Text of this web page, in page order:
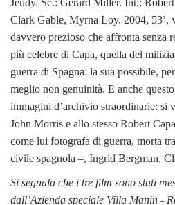
Clark Gable, Myrna Loy. 2004, 53’,
davvero prezioso che affronta senza
più celebre di Capa, quella del
guerra di Spagna: la sua possibile,
meglio non genuinità. E anche
immagini d’archivio straordinarie: si
John Morris e allo stesso Robert
come lui fotografa di guerra, morta
civile spagnola –, Ingrid Bergman,
Si segnala che i tre film sono stati
dall’Azienda speciale Villa Manin -